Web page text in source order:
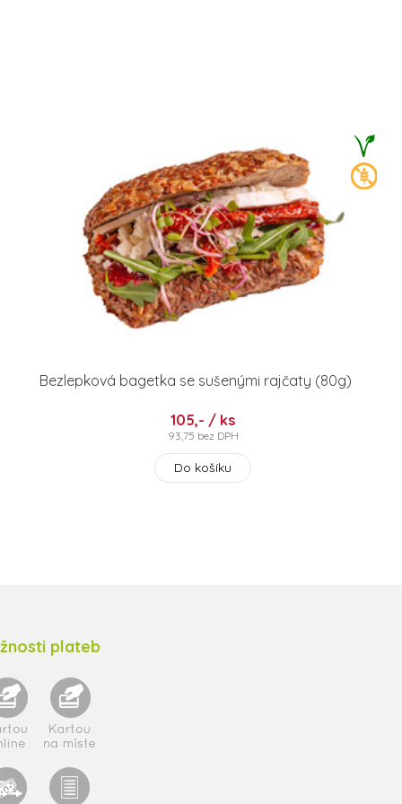
Bezlepková bagetka se sušenými rajčaty (80g)
105,- / ks
93,75 bez DPH
Do košíku
plateb